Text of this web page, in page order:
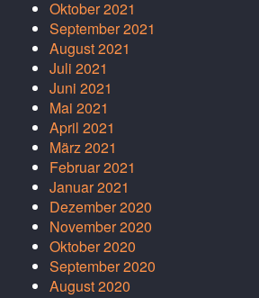
Oktober 2021
September 2021
August 2021
Juli 2021
Juni 2021
Mai 2021
April 2021
März 2021
Februar 2021
Januar 2021
Dezember 2020
November 2020
Oktober 2020
September 2020
August 2020